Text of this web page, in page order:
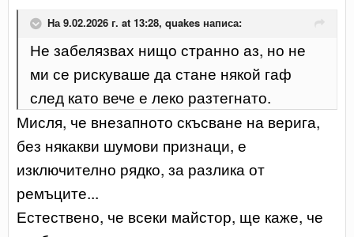
На 9.02.2026 г. at 13:28, quakes написа:
Не забелязвах нищо странно аз, но не
ми се рискуваше да стане някой гаф
след като вече е леко разтегнато.
Мисля, че внезапното скъсване на верига,
без някакви шумови признаци, е
изключително рядко, за разлика от
ремъците...
Естествено, че всеки майстор, ще каже, че